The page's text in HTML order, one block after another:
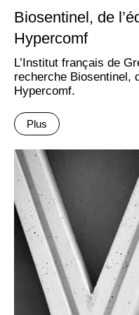
Biosentinel, de
Hypercomf
L’Institut français de
recherche Biosentinel,
Hypercomf.
Plus